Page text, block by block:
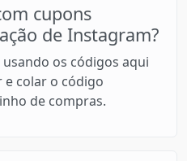
cupons
de Instagram?
os códigos aqui
colar o código
de compras.